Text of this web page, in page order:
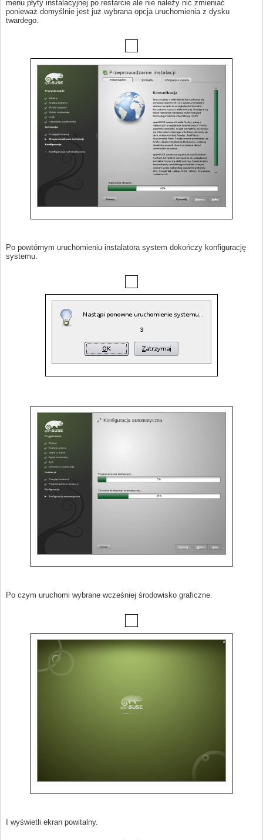
menu płyty instalacyjnej po restarcie ale nie należy nić zmieniać
ponieważ domyślnie jest już wybrana opcja uruchomienia z dysku
twardego.
Po powtórnym uruchomieniu instalatora system dokończy konfigurację
systemu.
Po czym uruchomi wybrane wcześniej środowisko graficzne.
I wyświetli ekran powitalny.